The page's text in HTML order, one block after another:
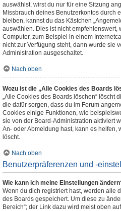
auswählst, wirst du nur für eine Sitzung
Missbrauch deines Benutzerkontos durch
bleiben, kannst du das Kästchen
auswählen. Dies ist nicht empfehlenswert,
Computer, zum Beispiel in einem
nicht zur Verfügung steht, dann wurde sie
Administration ausgeschaltet.
Nach oben
Wozu ist die „Alle Cookies des Boards
„Alle Cookies des Boards löschen“ löscht
die dafür sorgen, dass du im Forum
Cookies einige Funktionen, wie
sie von der Board-Administration aktiviert
An- oder Abmeldung hast, kann es helfen,
löscht.
Nach oben
Benutzerpräferenzen und -
Wie kann ich meine Einstellungen
Wenn du dich registriert hast, werden alle
des Boards gespeichert. Um diese zu
Bereich“; der Link dazu wird meist oben